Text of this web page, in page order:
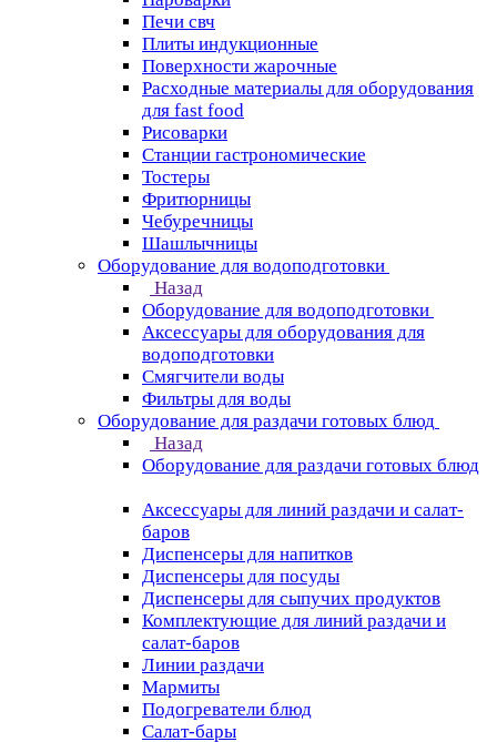
Печи свч
Плиты индукционные
Поверхности жарочные
Расходные материалы для оборудования
для fast food
Рисоварки
Станции гастрономические
Тостеры
Фритюрницы
Чебуречницы
Шашлычницы
Оборудование для водоподготовки
Назад
Оборудование для водоподготовки
Аксессуары для оборудования для
водоподготовки
Смягчители воды
Фильтры для воды
Оборудование для раздачи готовых блюд
Назад
Оборудование для раздачи готовых блюд
Аксессуары для линий раздачи и салат-
баров
Диспенсеры для напитков
Диспенсеры для посуды
Диспенсеры для сыпучих продуктов
Комплектующие для линий раздачи и
салат-баров
Линии раздачи
Мармиты
Подогреватели блюд
Салат-бары